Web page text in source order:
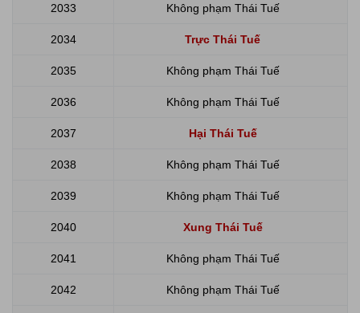
2033 Không phạm Thái Tuế
2034 Trực Thái Tuế
2035 Không phạm Thái Tuế
2036 Không phạm Thái Tuế
2037 Hại Thái Tuế
2038 Không phạm Thái Tuế
2039 Không phạm Thái Tuế
2040 Xung Thái Tuế
2041 Không phạm Thái Tuế
2042 Không phạm Thái Tuế